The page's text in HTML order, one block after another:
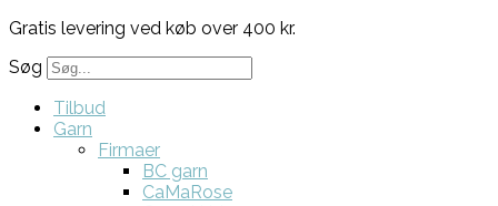
Gratis levering ved køb over 400 kr.
Søg
Tilbud
Garn
Firmaer
BC garn
CaMaRose